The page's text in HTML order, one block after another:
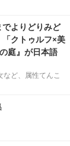
よりどりみど
クトゥルフ×美
庭』が日本語
ど、属性てんこ